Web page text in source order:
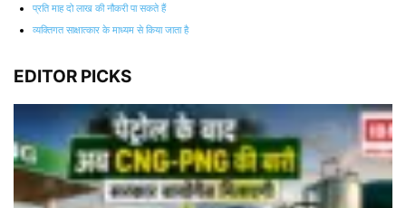
प्रति माह दो लाख की नौकरी पा सकते हैं
व्यक्तिगत साक्षात्कार के माध्यम से किया जाता है
EDITOR PICKS